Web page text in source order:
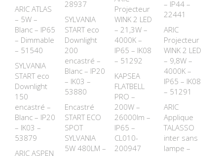
ARIC ATLAS
– 5W –
Blanc – IP65
– Dimmable
– 51540
SYLVANIA
START eco
Downlight
150
encastré –
Blanc – IP20
– IK03 –
53879
ARIC ASPEN
28937
SYLVANIA
START eco
Downlight
200
encastré –
Blanc – IP20
– IK03 –
53880
Encastré
START ECO
SPOT
SYLVANIA
5W 480LM –
Projecteur
WINK 2 LED
– 21,3W –
4000K –
IP65 – IK08
– 51292
KAPSEA
FLATBELL
PRO –
200W –
26000lm –
IP65 –
CL010-
200947
– IP44 –
22441
ARIC
Projecteur
WINK 2 LED
– 9,8W –
4000K –
IP65 – IK08
– 51291
ARIC
Applique
TALASSO
inter sans
lampe –